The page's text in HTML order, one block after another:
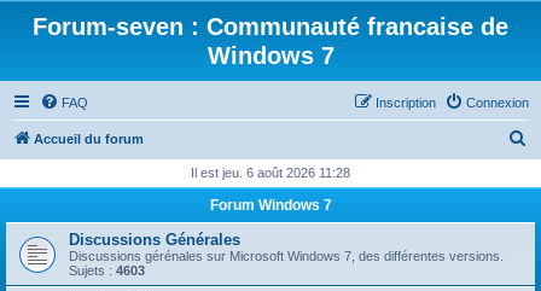
Forum-seven : Communauté francaise de
Windows 7
FAQ Connexion
Inscription
Accueil du forum
h
r
Il est jeu. 6 août 2026 11:28
Forum Windows 7
Discussions Générales
Discussions gérénales sur Microsoft Windows 7, des différentes versions.
Sujets : 4603